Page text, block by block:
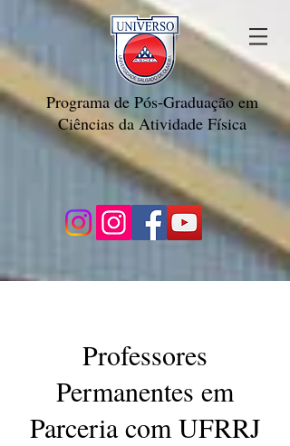
Programa de Pós-Graduação em
Ciências da Atividade Física
Professores
Permanentes em
Parceria com UFRRJ